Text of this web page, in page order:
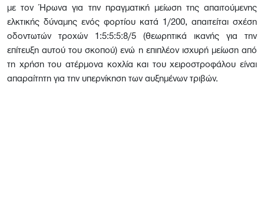
με τον Ήρωνα για την πραγματική μείωση της απαιτούμενης
ελκτικής δύναμης ενός φορτίου κατά 1/200, απαιτείται σχέση
οδοντωτών τροχών 1:5:5:5:8/5 (θεωρητικά ικανής για την
επίτευξη αυτού του σκοπού) ενώ η επιπλέον ισχυρή μείωση από
τη χρήση του ατέρμονα κοχλία και του χειροστροφάλου είναι
απαραίτητη για την υπερνίκηση των αυξημένων τριβών.